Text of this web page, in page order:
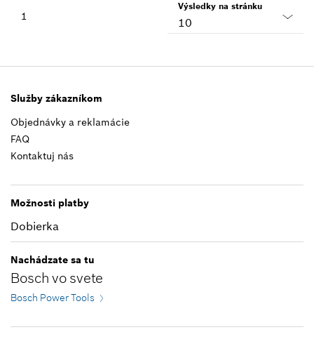
Zatvoriť filtre
1 10
Výsledky na stránku
Služby zákazníkom
Objednávky a reklamácie
FAQ
Kontaktuj nás
Možnosti platby
Dobierka
Nachádzate sa tu
Bosch vo svete
Bosch Power Tools